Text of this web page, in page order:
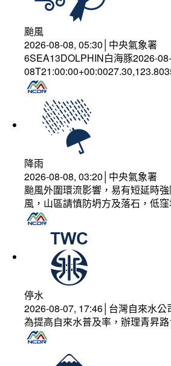
颱風
2026-08-08, 05:30│中央氣象署
6SEA13DOLPHIN白海豚2026-
降雨
2026-08-08, 03:20│中央氣象署
颱風外圍環流影響，易有短延時
風，山區請慎防坍方及落石，低
停水
2026-08-07, 17:46│台灣自來水公
為提高自來水普及率，辦理青昇